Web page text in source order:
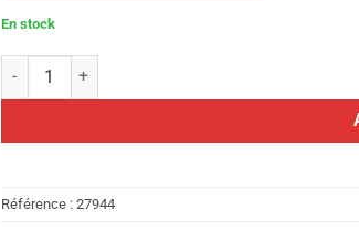
En stock
quantité de BOMBE GEL POIVRE DEFENSE CS 70%
Référence : 27944